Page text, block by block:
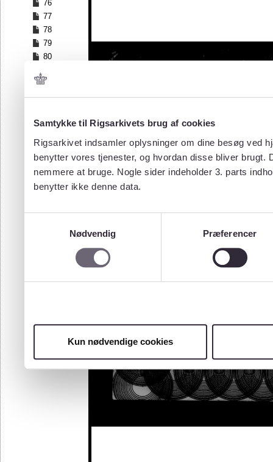
Samtykke til Rigsarkivets brug af cookies
Rigsarkivet indsamler oplysninger om dine besøg ved
benytter vores tjenester, og hvordan disse bliver
nemmere at bruge. Nogle sider indeholder 3. parts
benytter ikke denne data.
Nødvendig
Præferencer
Kun nødvendige cookies
76
77
78
79
80